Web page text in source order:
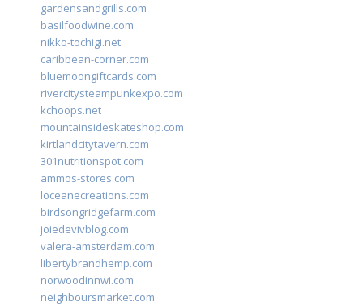
gardensandgrills.com
basilfoodwine.com
nikko-tochigi.net
caribbean-corner.com
bluemoongiftcards.com
rivercitysteampunkexpo.com
kchoops.net
mountainsideskateshop.com
kirtlandcitytavern.com
301nutritionspot.com
ammos-stores.com
loceanecreations.com
birdsongridgefarm.com
joiedevivblog.com
valera-amsterdam.com
libertybrandhemp.com
norwoodinnwi.com
neighboursmarket.com